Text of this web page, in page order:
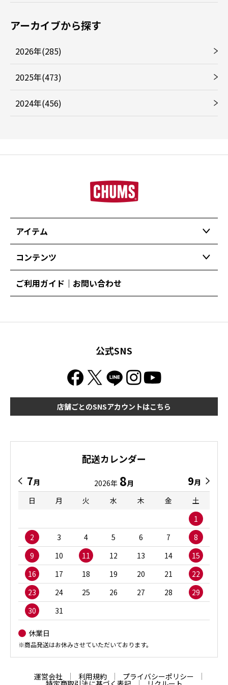
アーカイブから探す
2026年(285)
2025年(473)
2024年(456)
アイテム
コンテンツ
ご利用ガイド｜お問い合わせ
公式SNS
店舗ごとのSNSアカウントはこちら
配送カレンダー
7月 2026年 8月 9月
日
月 火 水 木 金
土
1
2
3 4 5 6 7
8
9
10 11 12 13 14
15
16
17 18 19 20 21
22
23
24 25 26 27 28
29
30
31
休業日
※商品発送はお休みさせていただいております。
運営会社 利用規約 プライバシーポリシー